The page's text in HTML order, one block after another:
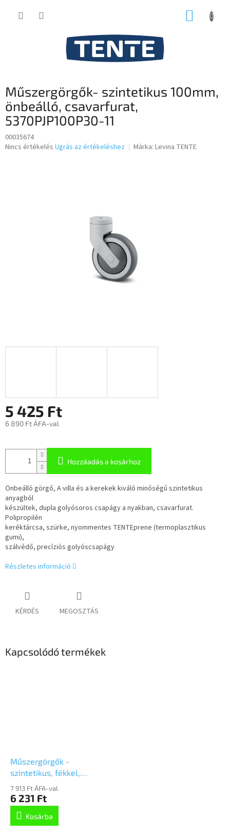
KOSÁR
Műszergörgők- szintetikus 100mm,
önbeálló, csavarfurat,
5370PJP100P30-11
00035674
A
Nincs értékelés Ugrás az értékeléshez Márka: Levina TENTE
5 425 Ft
6 890 Ft ÁFA-val
Hozzáadás a kosárhoz
Önbeálló görgő, A villa és a kerekek kiváló minőségű szintetikus
anyagból
készültek, dupla golyósoros csapágy a nyakban, csavarfurat.
Polipropilén
keréktárcsa, szürke, nyommentes TENTEprene (termoplasztikus
gumi),
szálvédő, precíziós golyóscsapágy
Részletes információ
KÉRDÉS MEGOSZTÁS
Kapcsolódó termékek
Műszergörgők -
szintetikus, fékkel,
csavarfurat,
5377PJP100P30-11
7 913 Ft ÁFA-val
6 231 Ft
Kosárba